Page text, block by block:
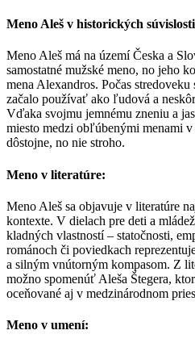
Meno Aleš v historických
Meno Aleš má na území Česka a
samostatné mužské meno, no jeho
mena Alexandros. Počas
začalo používať ako ľudová a
Vďaka svojmu jemnému zneniu a
miesto medzi obľúbenými menami
dôstojne, no nie stroho.
Meno v literatúre:
Meno Aleš sa objavuje v literatúre
kontexte. V dielach pre deti a
kladných vlastností – statočnosti,
románoch či poviedkach
a silným vnútorným kompasom. Z
možno spomenúť Aleša Štegera,
oceňované aj v medzinárodnom
Meno v umení: